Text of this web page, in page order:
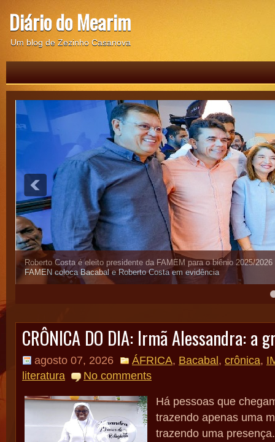
Diário do Mearim
Um blog de Zezinho Casanova
Roberto Costa é eleito presidente da FAMEM para o biênio 2025/2026
FAMEN coloca Bacabal e Roberto Costa em evidência
CRÔNICA DO DIA: Irmã Alessandra: a
agosto 07, 2026 ÁFRICA, Bacabal, crônica,
literatura
No comments
Há pessoas que
trazendo apenas uma
trazendo uma